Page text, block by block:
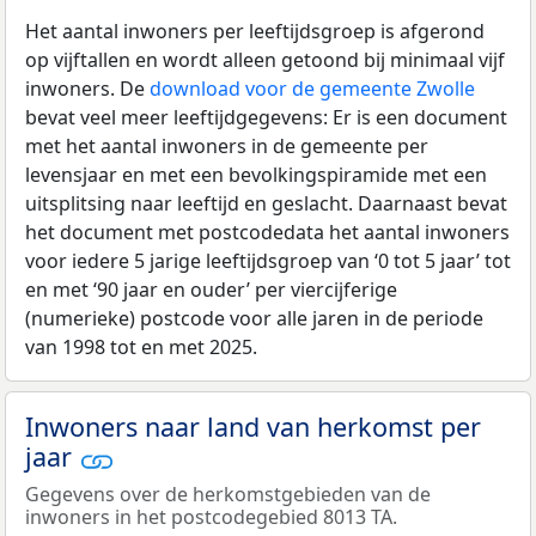
Het aantal inwoners per leeftijdsgroep is afgerond
op vijftallen en wordt alleen getoond bij minimaal vijf
inwoners. Dedownload voor de gemeente Zwolle
bevat veel meer leeftijdgegevens: Er is een document
met het aantal inwoners in de gemeente per
levensjaar en met een bevolkingspiramide met een
uitsplitsing naar leeftijd en geslacht. Daarnaast bevat
het document met postcodedata het aantal inwoners
voor iedere 5 jarige leeftijdsgroep van ‘0 tot 5 jaar’ tot
en met ‘90 jaar en ouder’ per viercijferige
(numerieke) postcode voor alle jaren in de periode
van 1998 tot en met 2025.
Inwoners naar land van herkomst per
jaar
Gegevens over de herkomstgebieden van de
inwoners in het postcodegebied 8013 TA.